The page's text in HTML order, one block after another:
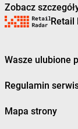
Żabka Ceków
Żabka
Żabka Cewice
Żabka Chałupki
Żabka
Charzykowy
Żabka
Charzyno
Zobacz
Retail
Wasze ulubione
Regulamin
Mapa strony